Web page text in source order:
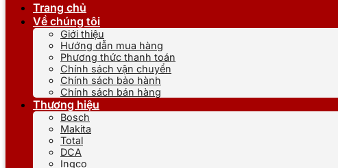
Trang chủ
Về chúng tôi
Giới thiệu
Hướng dẫn mua hàng
Phương thức thanh toán
Chính sách vận chuyển
Chính sách bảo hành
Chính sách bán hàng
Thương hiệu
Bosch
Makita
Total
DCA
Ingco